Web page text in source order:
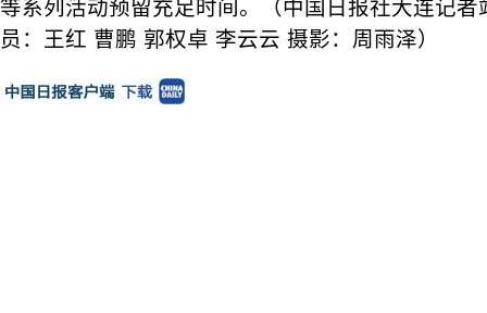
等系列活动预留充足时间。（中国日报社大连记
员：王红 曹鹏 郭权卓 李云云 摄影：周雨泽）